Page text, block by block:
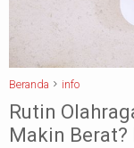
Beranda info
Rutin
Makin